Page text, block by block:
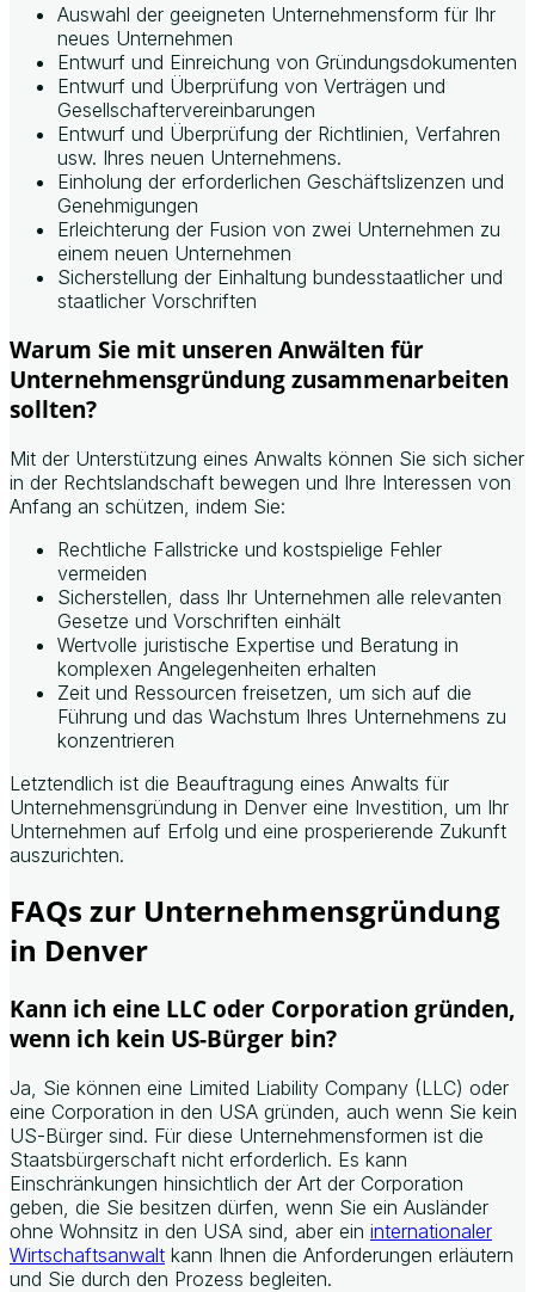
Auswahl der geeigneten Unternehmensform für Ihr
neues Unternehmen
Entwurf und Einreichung von Gründungsdokumenten
Entwurf und Überprüfung von Verträgen und
Gesellschaftervereinbarungen
Entwurf und Überprüfung der Richtlinien, Verfahren
usw. Ihres neuen Unternehmens.
Einholung der erforderlichen Geschäftslizenzen und
Genehmigungen
Erleichterung der Fusion von zwei Unternehmen zu
einem neuen Unternehmen
Sicherstellung der Einhaltung bundesstaatlicher und
staatlicher Vorschriften
Warum Sie mit unseren Anwälten für
Unternehmensgründung zusammenarbeiten
sollten?
Mit der Unterstützung eines Anwalts können Sie sich sicher
in der Rechtslandschaft bewegen und Ihre Interessen von
Anfang an schützen, indem Sie:
Rechtliche Fallstricke und kostspielige Fehler
vermeiden
Sicherstellen, dass Ihr Unternehmen alle relevanten
Gesetze und Vorschriften einhält
Wertvolle juristische Expertise und Beratung in
komplexen Angelegenheiten erhalten
Zeit und Ressourcen freisetzen, um sich auf die
Führung und das Wachstum Ihres Unternehmens zu
konzentrieren
Letztendlich ist die Beauftragung eines Anwalts für
Unternehmensgründung in Denver eine Investition, um Ihr
Unternehmen auf Erfolg und eine prosperierende Zukunft
auszurichten.
FAQs zur Unternehmensgründung
in Denver
Kann ich eine LLC oder Corporation gründen,
wenn ich kein US-Bürger bin?
Ja, Sie können eine Limited Liability Company (LLC) oder
eine Corporation in den USA gründen, auch wenn Sie kein
US-Bürger sind. Für diese Unternehmensformen ist die
Staatsbürgerschaft nicht erforderlich. Es kann
Einschränkungen hinsichtlich der Art der Corporation
geben, die Sie besitzen dürfen, wenn Sie ein Ausländer
ohne Wohnsitz in den USA sind, aber ein internationaler
Wirtschaftsanwalt kann Ihnen die Anforderungen erläutern
und Sie durch den Prozess begleiten.